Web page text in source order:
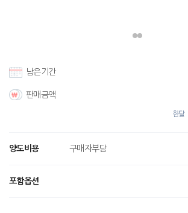
남은기간
판매금액
한달
양도비용 구매자부담
포함옵션